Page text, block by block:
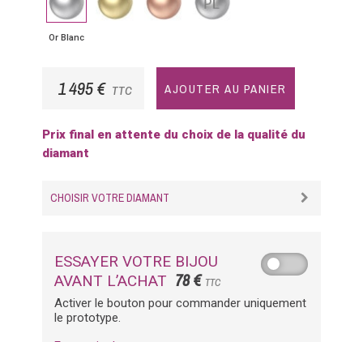
Blanc
Or Blanc
Jaune
Rose
1 495 € TTC AJOUTER AU PANIER
Prix final en attente du choix de la qualité du
diamant
CHOISIR VOTRE DIAMANT
ESSAYER VOTRE BIJOU
AVANT L’ACHAT 78 € TTC
Activer le bouton pour commander uniquement
le prototype.